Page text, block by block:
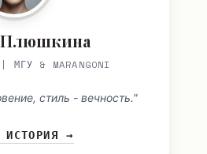
Плюшкина
& MARANGONI
стиль - вечность."
ИСТОРИЯ →